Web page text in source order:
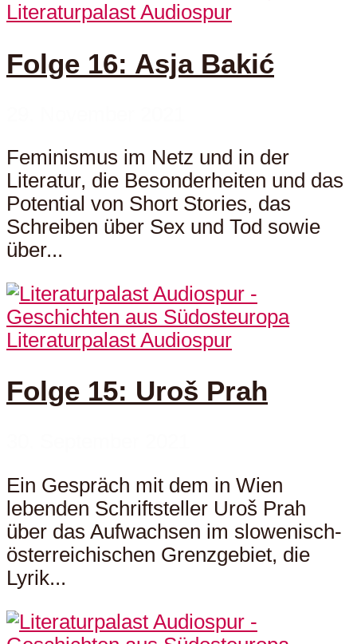
Literaturpalast Audiospur
Folge 16: Asja Bakić
Feminismus im Netz und in der
Literatur, die Besonderheiten und das
Potential von Short Stories, das
Schreiben über Sex und Tod sowie
über...
Literaturpalast Audiospur
Folge 15: Uroš Prah
Ein Gespräch mit dem in Wien
lebenden Schriftsteller Uroš Prah
über das Aufwachsen im slowenisch-
österreichischen Grenzgebiet, die
Lyrik...